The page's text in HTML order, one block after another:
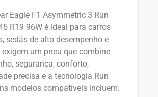
Eagle F1 Asymmetric 3 Run
R19 96W é ideal para carros
sedãs de alto desempenho e
exigem um pneu que combine
segurança, conforto,
precisa e a tecnologia Run
modelos compatíveis incluem: